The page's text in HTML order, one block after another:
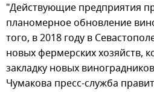
"Действующие предприятия
планомерное обновление
того, в 2018 году в
новых фермерских хозяйств,
закладку новых
Чумакова пресс-служба